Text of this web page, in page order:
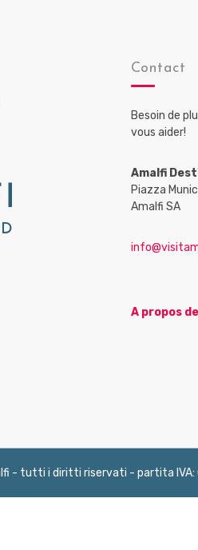
Contact
Besoin de
vous aider!
Amalfi
Piazza
Amalfi SA
A propos
- tutti i diritti riservati - partita